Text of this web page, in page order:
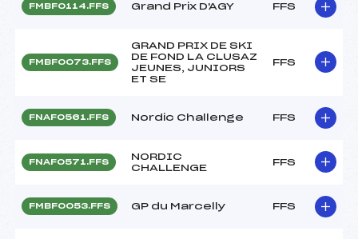
FMBF0114.FFS Grand Prix D'AGY FFS
FMBF0073.FFS
GRAND PRIX DE SKI
DE FOND LA CLUSAZ
JEUNES, JUNIORS
ET SE
FFS
FNAF0561.FFS Nordic Challenge FFS
FNAF0571.FFS
NORDIC
CHALLENGE
FFS
FMBF0053.FFS GP du Marcelly FFS